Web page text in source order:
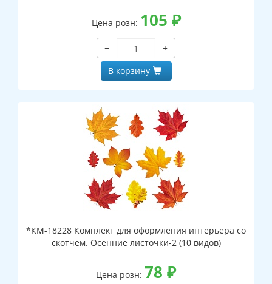
Цена розн: 105 ₽
−
+
В корзину
*КМ-18228 Комплект для оформления интерьера со
скотчем. Осенние листочки-2 (10 видов)
Цена розн: 78 ₽